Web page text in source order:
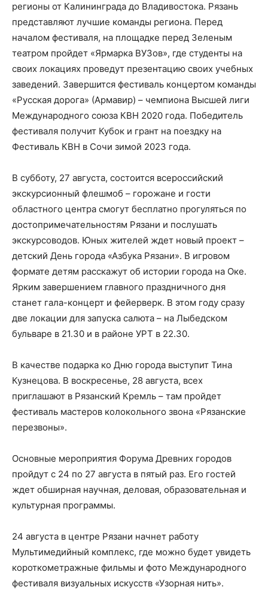
регионы от Калининграда до Владивостока. Рязань
представляют лучшие команды региона. Перед
началом фестиваля, на площадке перед Зеленым
театром пройдет «Ярмарка ВУЗов», где студенты на
своих локациях проведут презентацию своих учебных
заведений. Завершится фестиваль концертом команды
«Русская дорога» (Армавир) – чемпиона Высшей лиги
Международного союза КВН 2020 года. Победитель
фестиваля получит Кубок и грант на поездку на
Фестиваль КВН в Сочи зимой 2023 года.
В субботу, 27 августа, состоится всероссийский
экскурсионный флешмоб – горожане и гости
областного центра смогут бесплатно прогуляться по
достопримечательностям Рязани и послушать
экскурсоводов. Юных жителей ждет новый проект –
детский День города «Азбука Рязани». В игровом
формате детям расскажут об истории города на Оке.
Ярким завершением главного праздничного дня
станет гала-концерт и фейерверк. В этом году сразу
две локации для запуска салюта – на Лыбедском
бульваре в 21.30 и в районе УРТ в 22.30.
В качестве подарка ко Дню города выступит Тина
Кузнецова. В воскресенье, 28 августа, всех
приглашают в Рязанский Кремль – там пройдет
фестиваль мастеров колокольного звона «Рязанские
перезвоны».
Основные мероприятия Форума Древних городов
пройдут с 24 по 27 августа в пятый раз. Его гостей
ждет обширная научная, деловая, образовательная и
культурная программы.
24 августа в центре Рязани начнет работу
Мультимедийный комплекс, где можно будет увидеть
короткометражные фильмы и фото Международного
фестиваля визуальных искусств «Узорная нить».